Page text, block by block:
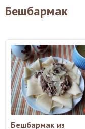
Бешбармак
Бешбармак из